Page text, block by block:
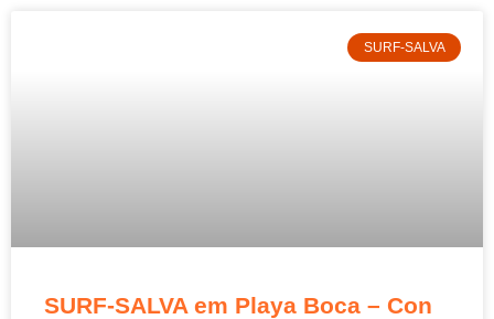
SURF-SALVA
SURF-SALVA em Playa Boca – Con